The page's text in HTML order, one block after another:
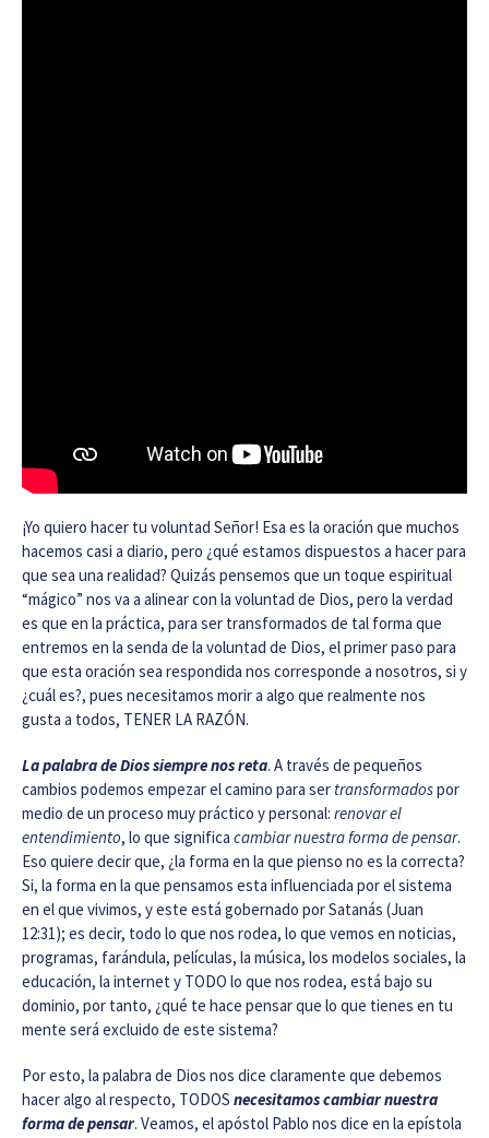
¡Yo quiero hacer tu voluntad Señor! Esa es la oración que muchos
hacemos casi a diario, pero ¿qué estamos dispuestos a hacer para
que sea una realidad? Quizás pensemos que un toque espiritual
“mágico” nos va a alinear con la voluntad de Dios, pero la verdad
es que en la práctica, para ser transformados de tal forma que
entremos en la senda de la voluntad de Dios, el primer paso para
que esta oración sea respondida nos corresponde a nosotros, si y
¿cuál es?, pues necesitamos morir a algo que realmente nos
gusta a todos, TENER LA RAZÓN.
La palabra de Dios siempre nos reta. A través de pequeños
cambios podemos empezar el camino para ser transformadospor
medio de un proceso muy práctico y personal: renovar el
entendimiento, lo que significa cambiar nuestra forma de pensar.
Eso quiere decir que, ¿la forma en la que pienso no es la correcta?
Si, la forma en la que pensamos esta influenciada por el sistema
en el que vivimos, y este está gobernado por Satanás (Juan
12:31); es decir, todo lo que nos rodea, lo que vemos en noticias,
programas, farándula, películas, la música, los modelos sociales, la
educación, la internet y TODO lo que nos rodea, está bajo su
dominio, por tanto, ¿qué te hace pensar que lo que tienes en tu
mente será excluido de este sistema?
Por esto, la palabra de Dios nos dice claramente que debemos
hacer algo al respecto, TODOS necesitamos cambiar nuestra
forma de pensar. Veamos, el apóstol Pablo nos dice en la epístola